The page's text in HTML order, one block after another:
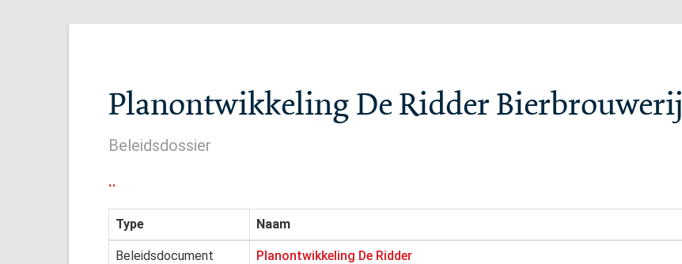
Planontwikkeling De Ridder Bierbrouwerij
Beleidsdossier
..
Type Naam
Beleidsdocument Planontwikkeling De Ridder